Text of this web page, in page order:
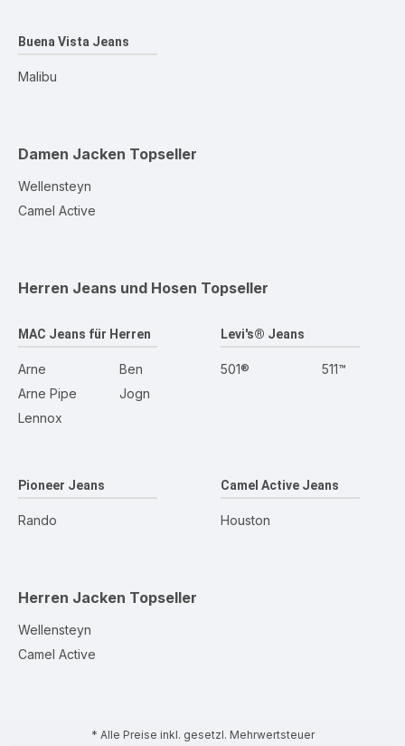
Buena Vista Jeans
Malibu
Damen Jacken Topseller
Wellensteyn
Camel Active
Herren Jeans und Hosen Topseller
MAC Jeans für Herren
Arne
Arne Pipe
Lennox
Ben
Jogn
Levi's® Jeans
501® 511™
Pioneer Jeans
Rando
Camel Active Jeans
Houston
Herren Jacken Topseller
Wellensteyn
Camel Active
* Alle Preise inkl. gesetzl. Mehrwertsteuer